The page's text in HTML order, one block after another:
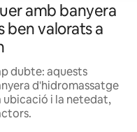
amb banyera
ben valorats a
dubte: aquests
d'hidromassatge
ubicació i la netedat,